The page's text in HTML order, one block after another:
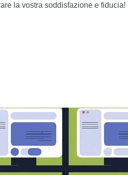
la vostra soddisfazione e fiducia!